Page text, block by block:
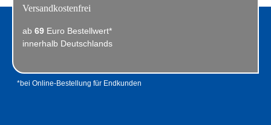
Versandkostenfrei
ab 69 Euro Bestellwert*
innerhalb Deutschlands
*bei Online-Bestellung für Endkunden